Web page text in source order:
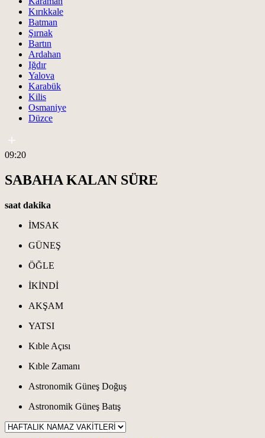
Kırıkkale
Batman
Şırnak
Bartın
Ardahan
Iğdır
Yalova
Karabük
Kilis
Osmaniye
Düzce
09:20
SABAHA KALAN SÜRE
saat dakika
İMSAK
GÜNEŞ
ÖĞLE
İKİNDİ
AKŞAM
YATSI
Kıble Açısı
Kıble Zamanı
Astronomik Güneş Doğuş
Astronomik Güneş Batış